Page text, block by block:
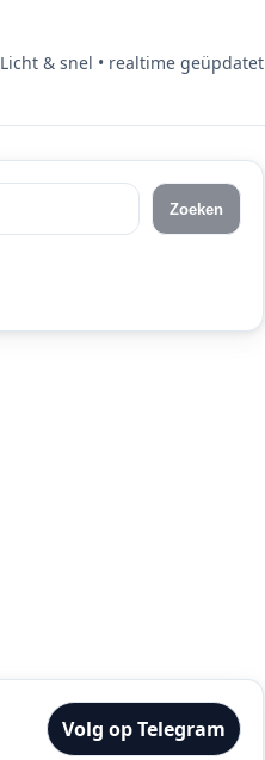
Licht & snel • realtime geüpdatet
Zoeken
Volg op Telegram